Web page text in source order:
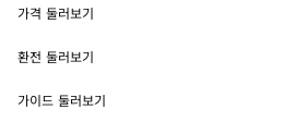
MetaMask Connect
Snaps
보안
가격 둘러보기
이더리움 가격
솔라나 가격
환전 둘러보기
ETH를 USD로 환전
가이드 둘러보기